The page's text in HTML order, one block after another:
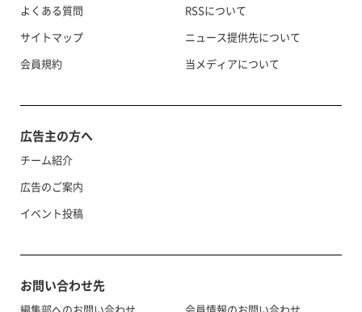
よくある質問
サイトマップ
会員規約
RSSについて
ニュース提供先について
当メディアについて
広告主の方へ
チーム紹介
広告のご案内
イベント投稿
お問い合わせ先